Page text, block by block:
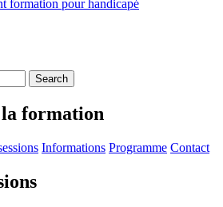
formation pour handicapé
formation
Informations Programme Contact